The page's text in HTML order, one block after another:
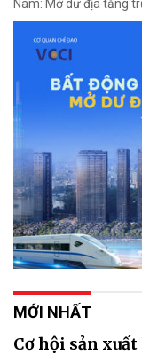
Nam: Mở dư địa tăng
MỚI NHẤT
Cơ hội sản